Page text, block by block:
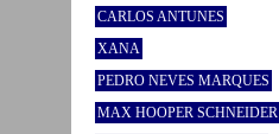
CARLOS ANTUNES
XANA
PEDRO NEVES MARQUES
MAX HOOPER SCHNEIDER